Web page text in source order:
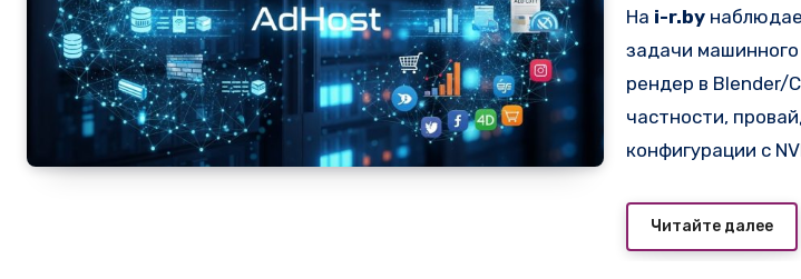
На i-r.by
задачи
рендер в Blender/
частности,
конфигурации с
инвестировать в
сотен тысяч
Читайте далее